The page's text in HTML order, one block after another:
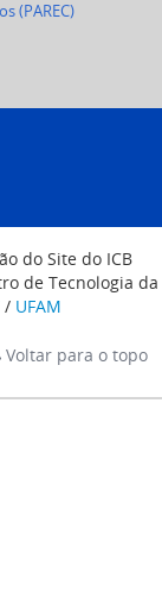
(PAREC)
do Site do ICB
de Tecnologia da
/ UFAM
Voltar para o topo